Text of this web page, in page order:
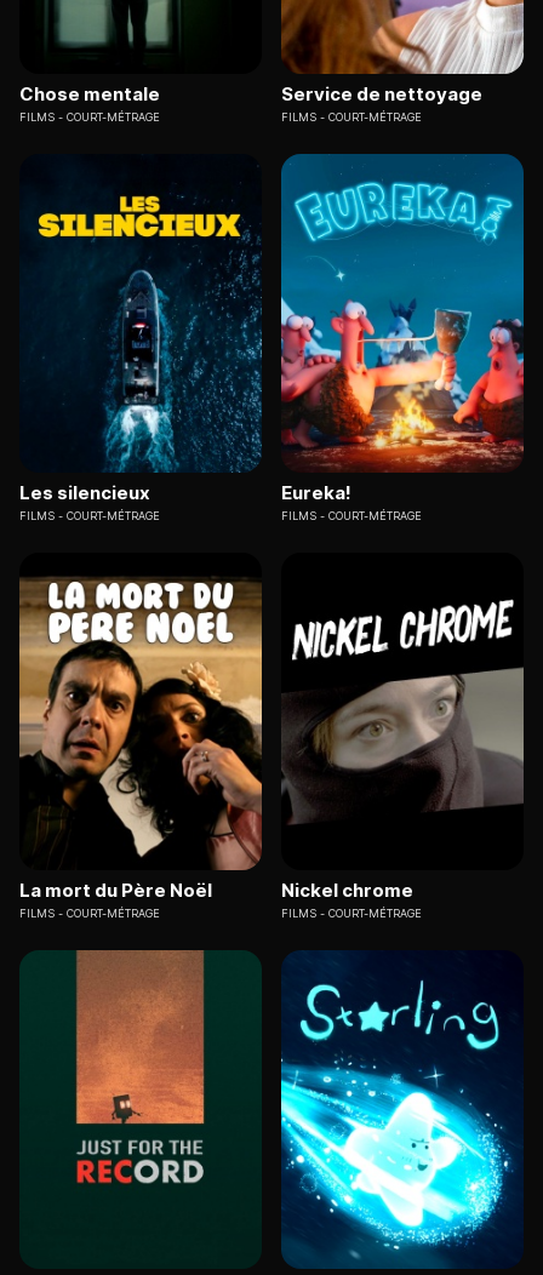
Chose mentale
FILMS COURT-MÉTRAGE
Service de nettoyage
FILMS COURT-MÉTRAGE
Les silencieux
FILMS COURT-MÉTRAGE
Eureka!
FILMS COURT-MÉTRAGE
La mort du Père Noël
FILMS COURT-MÉTRAGE
Nickel chrome
FILMS COURT-MÉTRAGE